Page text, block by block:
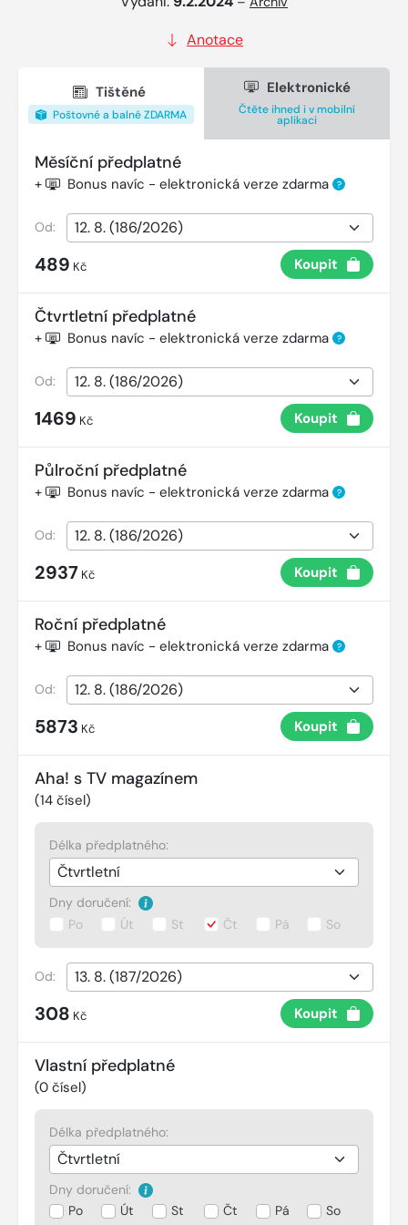
Anotace
Tištěné
Poštovné a balné ZDARMA
Elektronické
Čtěte ihned i v mobilní
aplikaci
Měsíční předplatné
+ Bonus navíc - elektronická verze zdarma ?
Od:
489 Kč Koupit
Čtvrtletní předplatné
+ Bonus navíc - elektronická verze zdarma ?
Od:
1469 Kč Koupit
Půlroční předplatné
+ Bonus navíc - elektronická verze zdarma ?
Od:
2937 Kč Koupit
Roční předplatné
+ Bonus navíc - elektronická verze zdarma ?
Od:
5873 Kč Koupit
Aha! s TV magazínem
(14 čísel)
Délka předplatného:
Dny doručení:
Po
Út St Čt Pá So
Od:
308 Kč Koupit
Vlastní předplatné
(0 čísel)
Délka předplatného:
Dny doručení:
Po
Út St Čt Pá So